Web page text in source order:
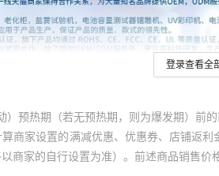
登录查看全
预热期（若无预热期，则为爆发期）
商家设置的满减优惠、优惠券、店铺返
家的自行设置为准）。前述商品销售